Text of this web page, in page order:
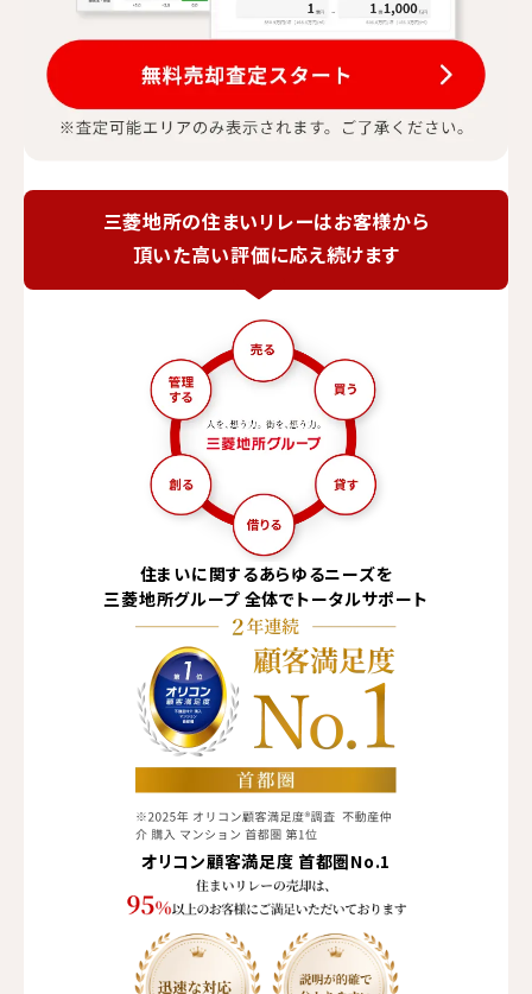
三菱地所の住まいリレーはお客様から
頂いた高い評価に応え続けます
住まいに関するあらゆるニーズを
三菱地所グループ 全体でトータルサポート
オリコン顧客満足度 首都圏No.1